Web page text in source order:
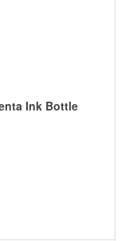
Ink Bottle